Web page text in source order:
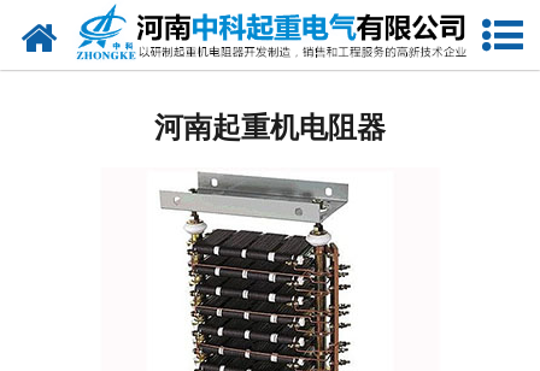
网站首页
河南电抗器
河南电控柜
河南联动控制台
河南起重机电阻器